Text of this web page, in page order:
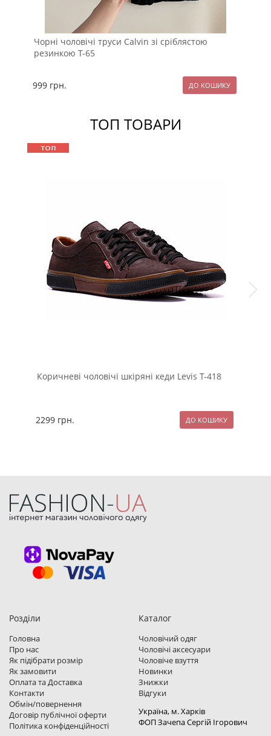
Чорні чоловічі труси Calvin зі сріблястою
резинкою Т-65
999 грн.
ТОП ТОВАРИ
Коричневі чоловічі шкіряні кеди Levis Т-418
2299 грн.
Розділи
Головна
Про нас
Як підібрати розмір
Як замовити
Оплата та Доставка
Контакти
Обмін/повернення
Договір публічної оферти
Політика конфіденційності
Каталог
Чоловічий одяг
Чоловічі аксесуари
Чоловіче взуття
Новинки
Знижки
Відгуки
Україна, м. Харкiв
ФОП Зачепа Сергій Ігорович